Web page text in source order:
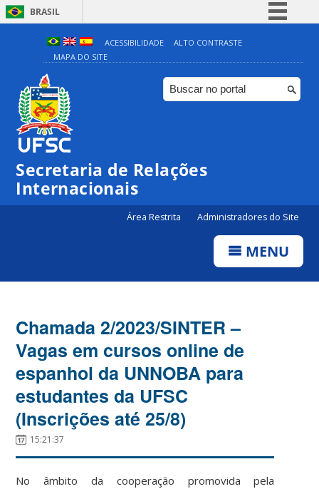
BRASIL
Simplifique!
Comunica BR
Participe
ACESSIBILIDADE
ALTO CONTRASTE
MAPA DO SITE
Secretaria de Relações
Internacionais
Área Restrita Administradores do Site
MENU
Chamada 2/2023/SINTER –
Vagas em cursos online de
espanhol da UNNOBA para
estudantes da UFSC
(Inscrições até 25/8)
15:21:37
No âmbito da cooperação promovida pela